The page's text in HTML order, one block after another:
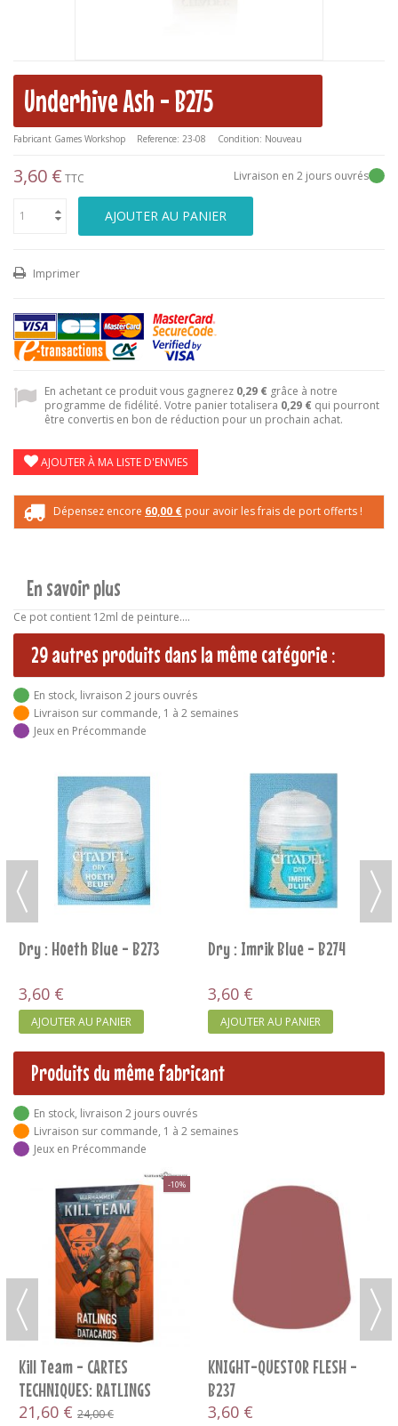
Underhive Ash - B275
Fabricant Games Workshop Reference: 23-08 Condition: Nouveau
3,60 € TTC Livraison en 2 jours ouvrés
AJOUTER AU PANIER
Imprimer
En achetant ce produit vous gagnerez 0,29 € grâce à notre
programme de fidélité. Votre panier totalisera 0,29 € qui pourront
être convertis en bon de réduction pour un prochain achat.
AJOUTER À MA LISTE D'ENVIES
Dépensez encore 60,00 € pour avoir les frais de port offerts !
En savoir plus
Ce pot contient 12ml de peinture....
29 autres produits dans la même catégorie :
En stock, livraison 2 jours ouvrés
Livraison sur commande, 1 à 2 semaines
Jeux en Précommande
Dry : Imrik Blue - B274
AJOUTER AU PANIER
Dry : Niblet Green -
3,60 €
AJOUTER AU PANIER
Produits du même fabricant
En stock, livraison 2 jours ouvrés
Livraison sur commande, 1 à 2 semaines
Jeux en Précommande
-10%
Kill Team - CARTES
TECHNIQUES: RATLINGS
(FRANCAIS)
21,60 € 24,00 €
KNIGHT-QUESTOR FLESH -
B237
3,60 €